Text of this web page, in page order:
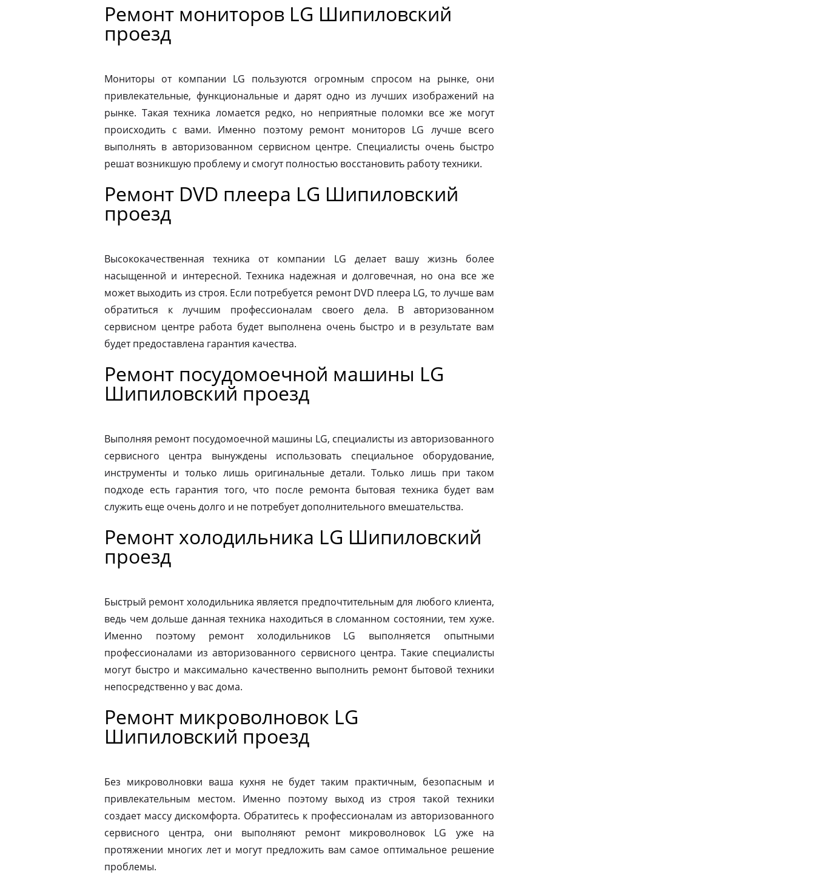
Ремонт мониторов LG Шипиловский
проезд
Мониторы от компании LG пользуются огромным спросом на рынке, они
привлекательные, функциональные и дарят одно из лучших изображений на
рынке. Такая техника ломается редко, но неприятные поломки все же могут
происходить с вами. Именно поэтому ремонт мониторов LG лучше всего
выполнять в авторизованном сервисном центре. Специалисты очень быстро
решат возникшую проблему и смогут полностью восстановить работу техники.
Ремонт DVD плеера LG Шипиловский
проезд
Высококачественная техника от компании LG делает вашу жизнь более
насыщенной и интересной. Техника надежная и долговечная, но она все же
может выходить из строя. Если потребуется ремонт DVD плеера LG, то лучше вам
обратиться к лучшим профессионалам своего дела. В авторизованном
сервисном центре работа будет выполнена очень быстро и в результате вам
будет предоставлена гарантия качества.
Ремонт посудомоечной машины LG
Шипиловский проезд
Выполняя ремонт посудомоечной машины LG, специалисты из авторизованного
сервисного центра вынуждены использовать специальное оборудование,
инструменты и только лишь оригинальные детали. Только лишь при таком
подходе есть гарантия того, что после ремонта бытовая техника будет вам
служить еще очень долго и не потребует дополнительного вмешательства.
Ремонт холодильника LG Шипиловский
проезд
Быстрый ремонт холодильника является предпочтительным для любого клиента,
ведь чем дольше данная техника находиться в сломанном состоянии, тем хуже.
Именно поэтому ремонт холодильников LG выполняется опытными
профессионалами из авторизованного сервисного центра. Такие специалисты
могут быстро и максимально качественно выполнить ремонт бытовой техники
непосредственно у вас дома.
Ремонт микроволновок LG
Шипиловский проезд
Без микроволновки ваша кухня не будет таким практичным, безопасным и
привлекательным местом. Именно поэтому выход из строя такой техники
создает массу дискомфорта. Обратитесь к профессионалам из авторизованного
сервисного центра, они выполняют ремонт микроволновок LG уже на
протяжении многих лет и могут предложить вам самое оптимальное решение
проблемы.